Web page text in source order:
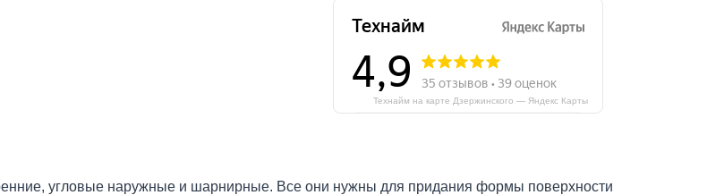
Технайм на карте Дзержинского — Яндекс Карты
угловые наружные и шарнирные. Все они нужны для придания формы поверхности